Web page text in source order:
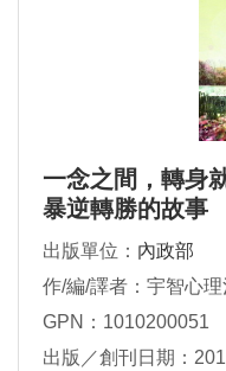
一念之間，轉身
暴逆轉勝的故事
出版單位： 內政部
作/編/譯者：宇智心
GPN：1010200051
出版／創刊日期：